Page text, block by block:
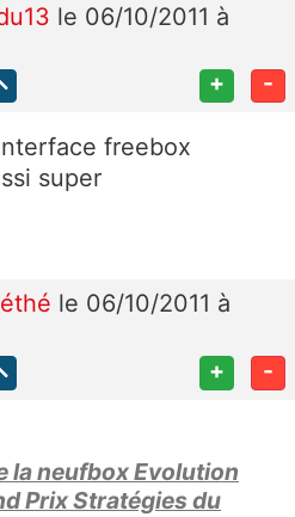
le 06/10/2011 à
+ -
freebox
super
le 06/10/2011 à
+ -
la neufbox Evolution
Prix Stratégies du